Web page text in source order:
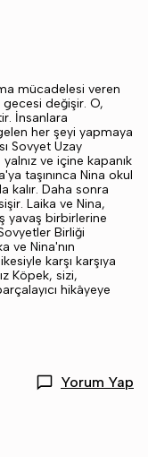
mücadelesi veren
gecesi değişir. O,
İnsanlara
her şeyi yapmaya
Sovyet Uzay
ve içine kapanık
taşınınca Nina okul
kalır. Daha sonra
Laika ve Nina,
yavaş birbirlerine
Birliği
ve Nina'nın
karşı karşıya
Köpek, sizi,
hikâyeye
Yorum Yap